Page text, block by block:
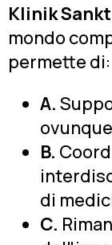
Klinik
mondo
permette di:
A.
ovunque
B.
di
C.